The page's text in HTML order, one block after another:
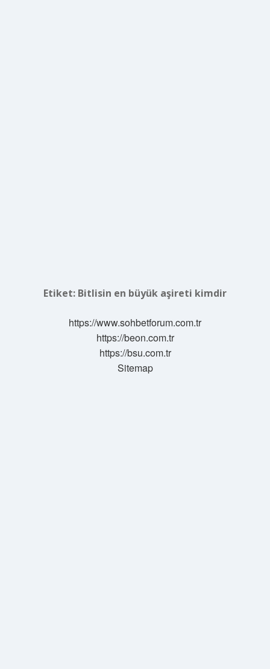
Etiket: Bitlisin en büyük aşireti kimdir
https://www.sohbetforum.com.tr
https://beon.com.tr
https://bsu.com.tr
Sitemap